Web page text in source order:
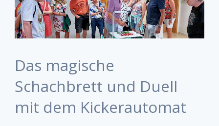
Das magische
Schachbrett und Duell
mit dem Kickerautomat